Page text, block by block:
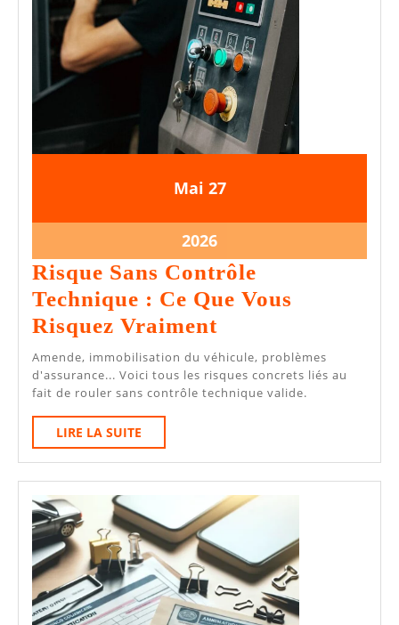
Mai27
2026
2727
202627
mai
2026
Risque Sans Contrôle
Technique : Ce Que Vous
Risquez Vraiment
Sans
Contrôle
Technique
Ce
Que
Vous
Risquez
Vraiment
Amende, immobilisation du véhicule, problèmes
d'assurance... Voici tous les risques concrets liés au
fait de rouler sans contrôle technique valide.
LIRE LA SUITE
LA
SUITE